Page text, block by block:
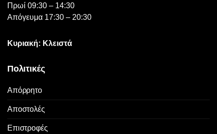
Πρωί 09:30 – 14:30
Απόγευμα 17:30 – 20:30
Κυριακή: Κλειστά
Πολιτικές
Απόρρητο
Αποστολές
Επιστροφές